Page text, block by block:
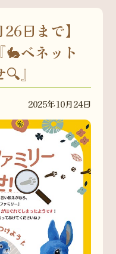
日まで】
ベネット
』
2025年10月24日